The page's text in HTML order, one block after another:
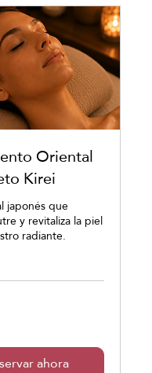
Oriental
Kirei
japonés que
y revitaliza la piel
radiante.
ahora